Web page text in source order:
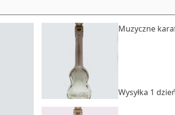
Muzyczne
Wysyłka 1